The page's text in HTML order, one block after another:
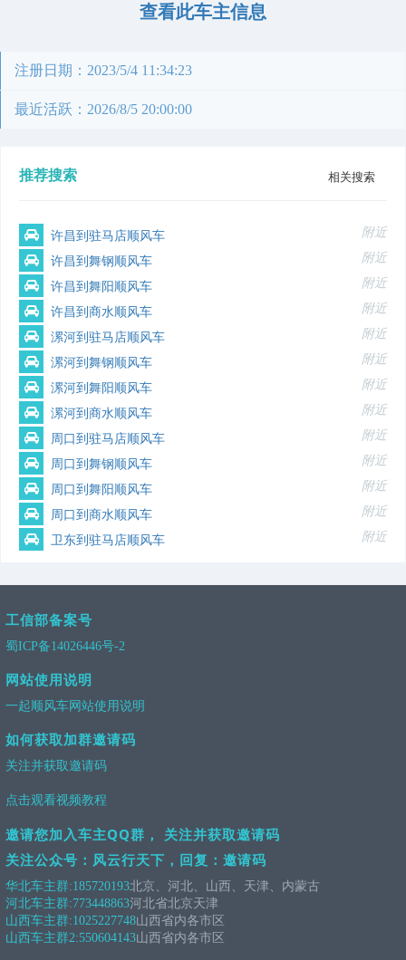
查看此车主信息
注册日期：2023/5/4 11:34:23
最近活跃：2026/8/5 20:00:00
推荐搜索 相关搜索
许昌到驻马店顺风车 附近
许昌到舞钢顺风车 附近
许昌到舞阳顺风车 附近
许昌到商水顺风车 附近
漯河到驻马店顺风车 附近
漯河到舞钢顺风车 附近
漯河到舞阳顺风车 附近
漯河到商水顺风车 附近
周口到驻马店顺风车 附近
周口到舞钢顺风车 附近
周口到舞阳顺风车 附近
周口到商水顺风车 附近
卫东到驻马店顺风车 附近
工信部备案号
蜀ICP备14026446号-2
网站使用说明
一起顺风车网站使用说明
如何获取加群邀请码
关注并获取邀请码
点击观看视频教程
邀请您加入车主QQ群， 关注并获取邀请码
关注公众号：风云行天下，回复：邀请码
华北车主群:185720193北京、河北、山西、天津、内蒙古
河北车主群:773448863河北省北京天津
山西车主群:1025227748山西省内各市区
山西车主群2:550604143山西省内各市区